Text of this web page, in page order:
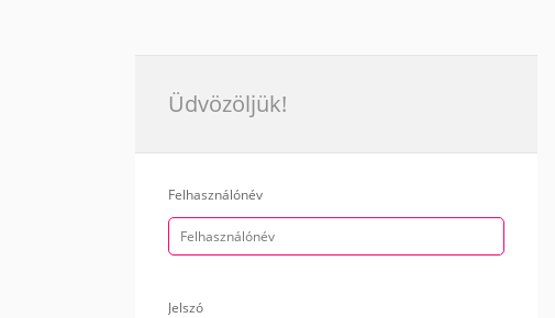
Üdvözöljük!
Felhasználónév
Jelszó